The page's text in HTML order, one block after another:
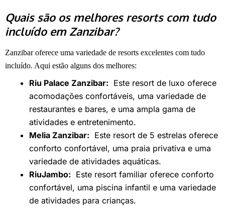
Quais são os melhores resorts com tudo
incluído em Zanzibar?
Zanzibar oferece uma variedade de resorts excelentes com tudo
incluído. Aqui estão alguns dos melhores:
Riu Palace Zanzibar: Este resort de luxo oferece
acomodações confortáveis, uma variedade de
restaurantes e bares, e uma ampla gama de
atividades e entretenimento.
Melia Zanzibar: Este resort de 5 estrelas oferece
conforto confortável, uma praia privativa e uma
variedade de atividades aquáticas.
RiuJambo: Este resort familiar oferece conforto
confortável, uma piscina infantil e uma variedade
de atividades para crianças.